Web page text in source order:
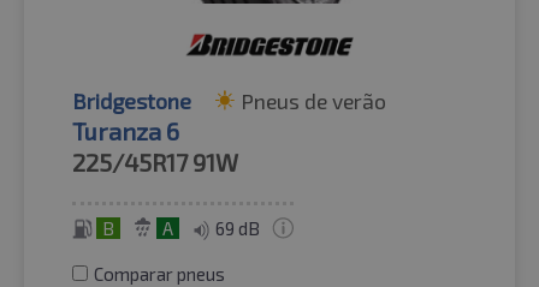
Bridgestone Pneus de verão
Turanza 6
225/45R17 91W
B A 69 dB
Comparar pneus